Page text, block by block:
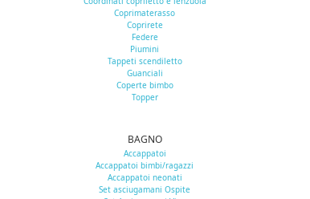
Coprimaterasso
Coprirete
Federe
Piumini
Tappeti scendiletto
Guanciali
Coperte bimbo
Topper
BAGNO
Accappatoi
Accappatoi bimbi/ragazzi
Accappatoi neonati
Set asciugamani Ospite